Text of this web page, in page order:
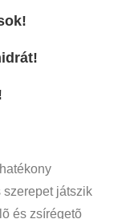
szerepet játszik
és zsírégetõ